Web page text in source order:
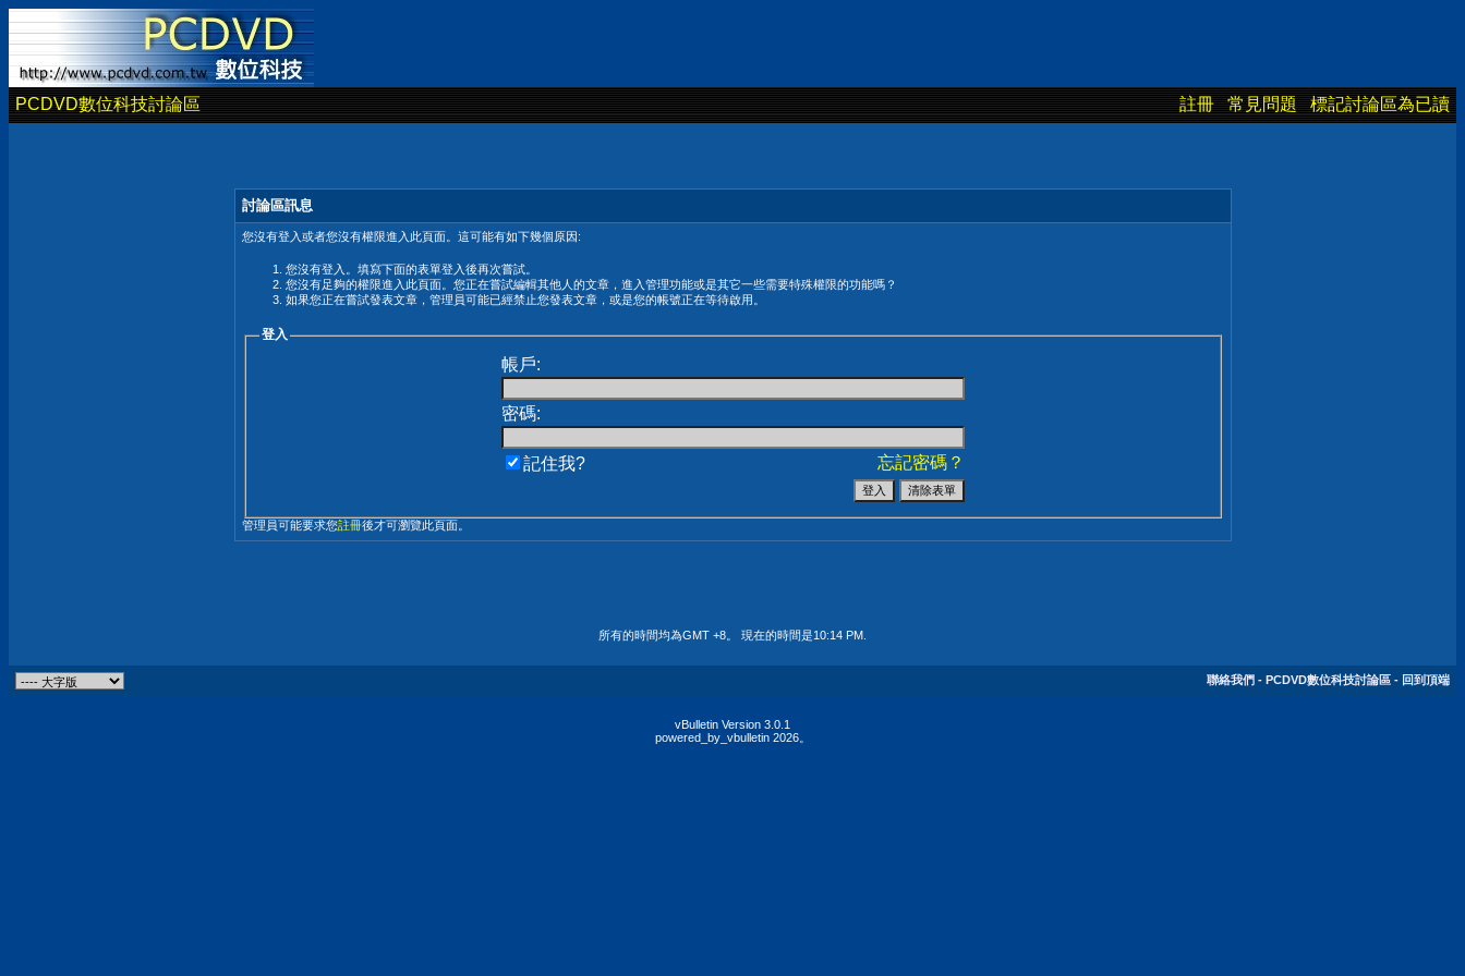
PCDVD數位科技討論區 註冊 常見問題 標記討論區為已讀
討論區訊息
您沒有登入或者您沒有權限進入此頁面。這可能有如下幾個原因:
您沒有登入。填寫下面的表單登入後再次嘗試。
您沒有足夠的權限進入此頁面。您正在嘗試編輯其他人的文章，進入管理功能或是其它一些需要特殊權限的功能嗎？
如果您正在嘗試發表文章，管理員可能已經禁止您發表文章，或是您的帳號正在等待啟用。
登入
帳戶:
密碼:
忘記密碼？
記住我?
管理員可能要求您註冊後才可瀏覽此頁面。
所有的時間均為GMT +8。 現在的時間是10:14 PM
聯絡我們 - PCDVD數位科技討論區 - 回到頂端
vBulletin Version 3.0.1
powered_by_vbulletin 2026。